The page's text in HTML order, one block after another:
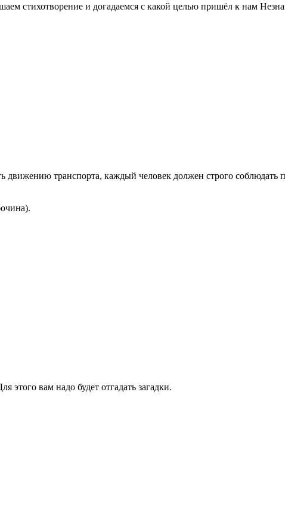
стихотворение и догадаемся с какой целью пришёл к нам
транспорта, каждый человек должен строго соблюдать
этого вам надо будет отгадать загадки.